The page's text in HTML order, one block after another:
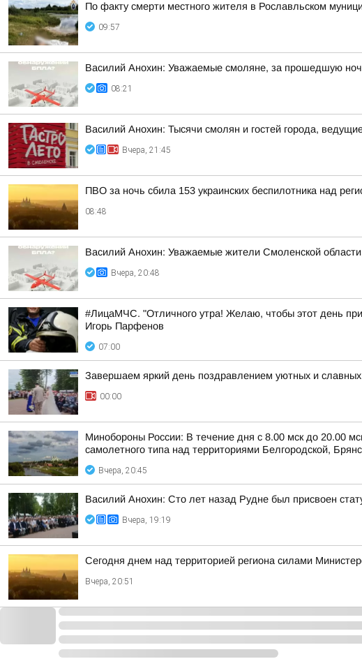
По факту смерти местного жителя в Рославльском
09:57
Василий Анохин: Уважаемые смоляне, за прошедшую
08:21
Василий Анохин: Тысячи смолян и гостей города,
Вчера, 21:45
ПВО за ночь сбила 153 украинских беспилотника над
08:48
Василий Анохин: Уважаемые жители Смоленской
Вчера, 20:48
#ЛицаМЧС. "Отличного утра! Желаю, чтобы этот день
Игорь Парфенов
07:00
Завершаем яркий день поздравлением уютных и славных
00:00
Минобороны России: В течение дня с 8.00 мск до 20.00
самолетного типа над территориями Белгородской,
Вчера, 20:45
Василий Анохин: Сто лет назад Рудне был присвоен
Вчера, 19:19
Сегодня днем над территорией региона силами
Вчера, 20:51